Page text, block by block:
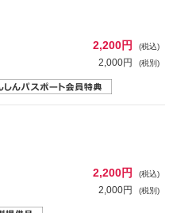
2,200円 (税込)
2,000円 (税別)
2,200円 (税込)
2,000円 (税別)